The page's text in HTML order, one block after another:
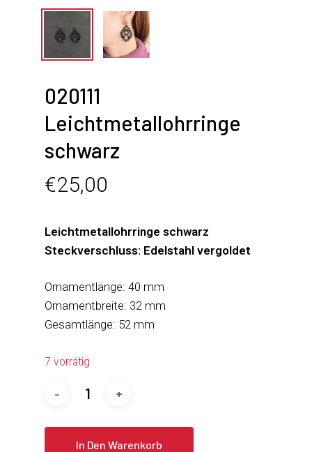
020111
Leichtmetallohrringe
schwarz
€25,00
Leichtmetallohrringe schwarz
Steckverschluss: Edelstahl vergoldet
Ornamentlänge: 40 mm
Ornamentbreite: 32 mm
Gesamtlänge: 52 mm
7 vorrätig
In Den Warenkorb